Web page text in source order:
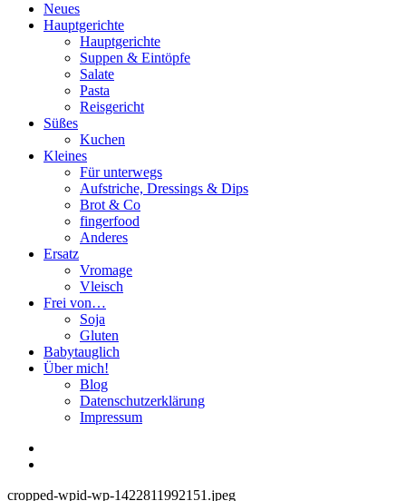
Neues
Hauptgerichte
Hauptgerichte
Suppen & Eintöpfe
Salate
Pasta
Reisgericht
Süßes
Kuchen
Kleines
Für unterwegs
Aufstriche, Dressings & Dips
Brot & Co
fingerfood
Anderes
Ersatz
Vromage
Vleisch
Frei von…
Soja
Gluten
Babytauglich
Über mich!
Blog
Datenschutzerklärung
Impressum
cropped-wpid-wp-1422811992151.jpeg